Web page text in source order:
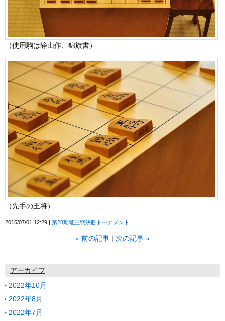
（使用駒は静山作、錦旗書）
（先手の王将）
2015/07/01 12:29 第28期竜王戦決勝トーナメント
« 前の記事 次の記事 »
アーカイブ
2022年10月
2022年8月
2022年7月